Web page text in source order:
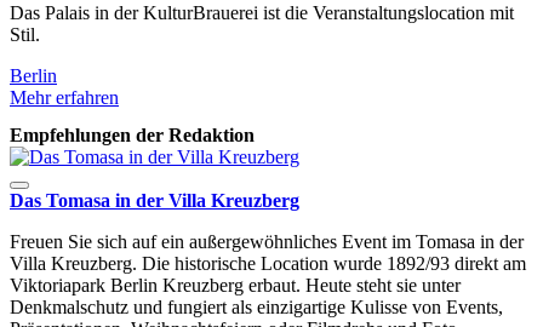
Das Palais in der KulturBrauerei ist die Veranstaltungslocation mit
Stil.
Berlin
Mehr erfahren
Empfehlungen der Redaktion
Das Tomasa in der Villa Kreuzberg
Freuen Sie sich auf ein außergewöhnliches Event im Tomasa in der
Villa Kreuzberg. Die historische Location wurde 1892/93 direkt am
Viktoriapark Berlin Kreuzberg erbaut. Heute steht sie unter
Denkmalschutz und fungiert als einzigartige Kulisse von Events,